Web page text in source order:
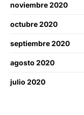
noviembre 2020
octubre 2020
septiembre 2020
agosto 2020
julio 2020